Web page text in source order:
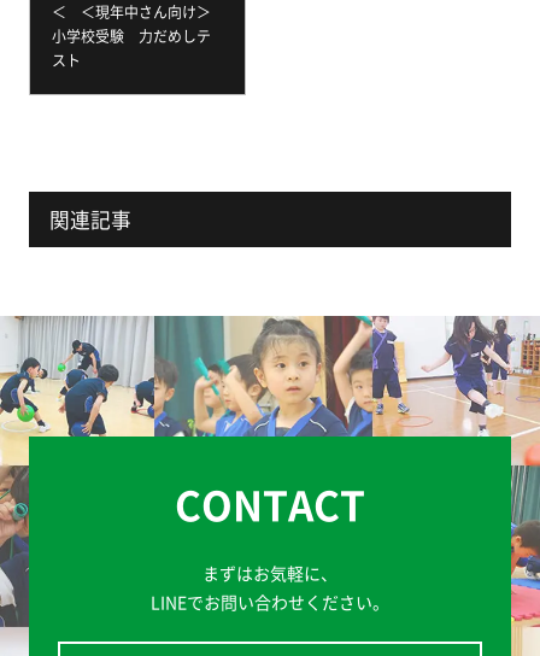
＜ ＜現年中さん向け＞
小学校受験 力だめしテ
スト
関連記事
CONTACT
まずはお気軽に、
LINEでお問い合わせください。